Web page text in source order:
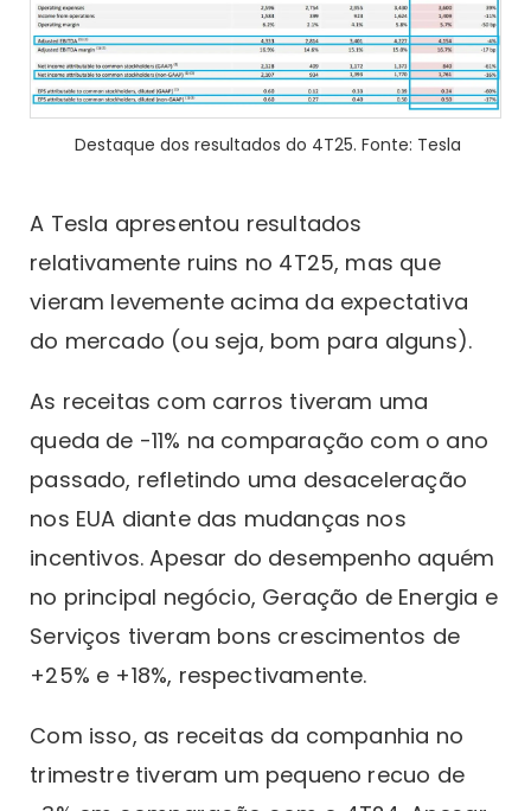
Destaque dos resultados do 4T25. Fonte: Tesla
A Tesla apresentou resultados
relativamente ruins no 4T25, mas que
vieram levemente acima da expectativa
do mercado (ou seja, bom para alguns).
As receitas com carros tiveram uma
queda de -11% na comparação com o ano
passado, refletindo uma desaceleração
nos EUA diante das mudanças nos
incentivos. Apesar do desempenho aquém
no principal negócio, Geração de Energia e
Serviços tiveram bons crescimentos de
+25% e +18%, respectivamente.
Com isso, as receitas da companhia no
trimestre tiveram um pequeno recuo de